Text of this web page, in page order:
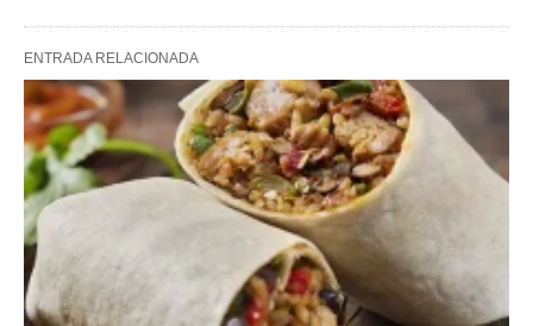
ENTRADA RELACIONADA